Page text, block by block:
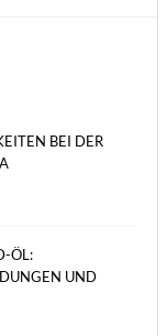
BEI DER
ÖL:
UND